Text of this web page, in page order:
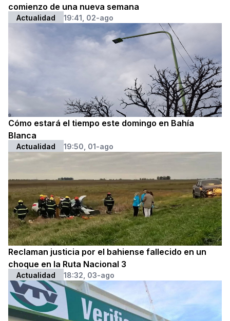
comienzo de una nueva semana
Actualidad 19:41, 02-ago
Cómo estará el tiempo este domingo en Bahía
Blanca
Actualidad 19:50, 01-ago
Reclaman justicia por el bahiense fallecido en un
choque en la Ruta Nacional 3
Actualidad 18:32, 03-ago